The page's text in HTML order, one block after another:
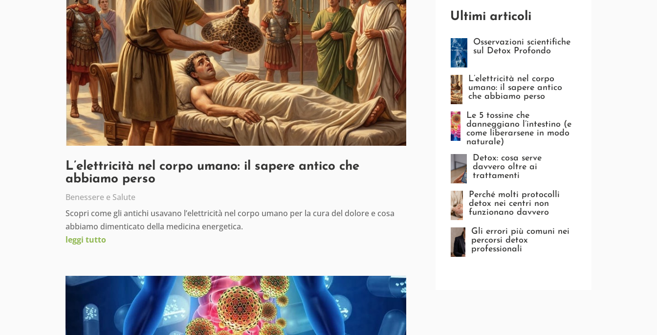
L’elettricità nel corpo umano: il sapere antico che
abbiamo perso
Benessere e Salute
Scopri come gli antichi usavano l’elettricità nel corpo umano per la cura del dolore e cosa
abbiamo dimenticato della medicina energetica.
leggi tutto
Ultimi articoli
Osservazioni scientifiche
sul Detox Profondo
L’elettricità nel corpo
umano: il sapere antico
che abbiamo perso
Le 5 tossine che
danneggiano l’intestino (e
come liberarsene in modo
naturale)
Detox: cosa serve
davvero oltre ai
trattamenti
Perché molti protocolli
detox nei centri non
funzionano davvero
Gli errori più comuni nei
percorsi detox
professionali